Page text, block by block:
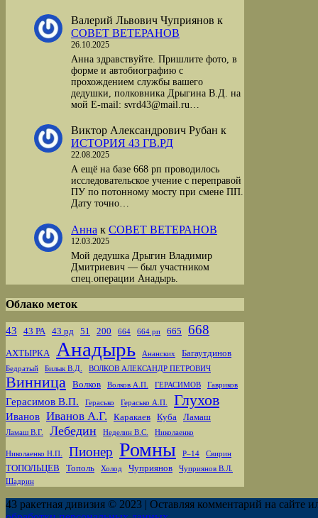
Валерий Львович Чуприянов к
СОВЕТ ВЕТЕРАНОВ
26.10.2025
Анна здравствуйте. Пришлите фото, в
форме и автобиографию с
прохождением службы вашего
дедушки, полковника Дрыгина В.Д. на
мой Е-mail: svrd43@mail.ru…
Виктор Александрович Рубан к
ИСТОРИЯ 43 ГВ.РД
22.08.2025
А ещё на базе 668 рп проводилось
исследовательское учение с переправой
ПУ по потонному мосту при смене ПП.
Дату точно…
Анна к СОВЕТ ВЕТЕРАНОВ
12.03.2025
Мой дедушка Дрыгин Владимир
Дмитриевич — был участником
спец.операции Анадырь.
Облако меток
43 43 РА 43 рд 51 200 664 664 рп 665 668
АХТЫРКА Анадырь Ананских Багаутдинов
Бедратый Билык В.Д. ВОЛКОВ АЛЕКСАНДР ПЕТРОВИЧ
Винница Волков Волков А.П. ГЕРАСИМОВ Гавриков
Герасимов В.П. Герасько Герасько А.П. Глухов
Иванов Иванов А.Г. Каракаев Куба Ламаш
Ламаш В.Г. Лебедин Неделин В.С. Николаенко
Николаенко Н.П. Пионер Ромны Р–14 Свирин
ТОПОЛЬЦЕВ Тополь Холод Чуприянов
Чуприянов В.Л.
Шадрин
43 ракетная дивизия © 2023 | Оставляя комментарий на сайте